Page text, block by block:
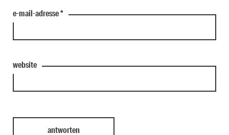
e-mail-adresse*
website